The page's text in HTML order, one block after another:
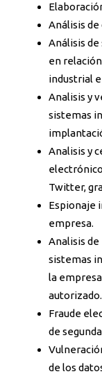
Análisis
Análisis
en
industrial
Analisis y
sistemas
Analisis y
Twitter,
Espionaje
empresa.
Analisis
sistemas
la
autorizado.
Fraude
de
de los